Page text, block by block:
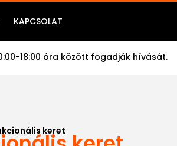
KAPCSOLAT
18:00 óra között fogadják hívását.
keret